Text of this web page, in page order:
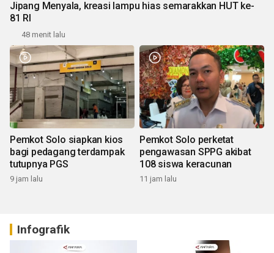
Jipang Menyala, kreasi lampu hias semarakkan HUT ke-
81 RI
48 menit lalu
Pemkot Solo siapkan kios
bagi pedagang terdampak
tutupnya PGS
9 jam lalu
Pemkot Solo perketat
pengawasan SPPG akibat
108 siswa keracunan
11 jam lalu
Infografik